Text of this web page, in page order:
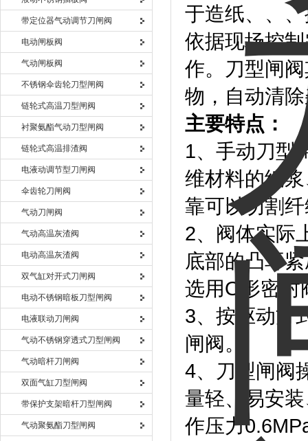
带定位器气动调节刀闸阀
电动闸板阀
气动闸板阀
不锈钢伞齿轮刀型闸阀
链轮式高温刀型闸阀
衬聚氨酯气动刀型闸阀
链轮式高温排渣阀
电液动调节型刀闸阀
伞齿轮刀闸阀
气动刀闸阀
气动高温灰渣阀
电动高温灰渣阀
双气缸对开式刀闸阀
电动不锈钢暗板刀型闸阀
电液联动刀闸阀
气动不锈钢穿透式刀型闸阀
气动暗杆刀闸阀
双面气缸刀型闸阀
带保护支架暗杆刀型闸阀
气动聚氨酯刀型闸阀
于造纸、、
依据现场控
作。刀型闸
物，自动清
主要特点：
1、手动刀型
维材料的纸
靠可以切割
2、阀体实际
底部的凸耳
选用O形密封
3、按驱动方
闸阀。
4、刀型闸阀
量轻、易安
作压力